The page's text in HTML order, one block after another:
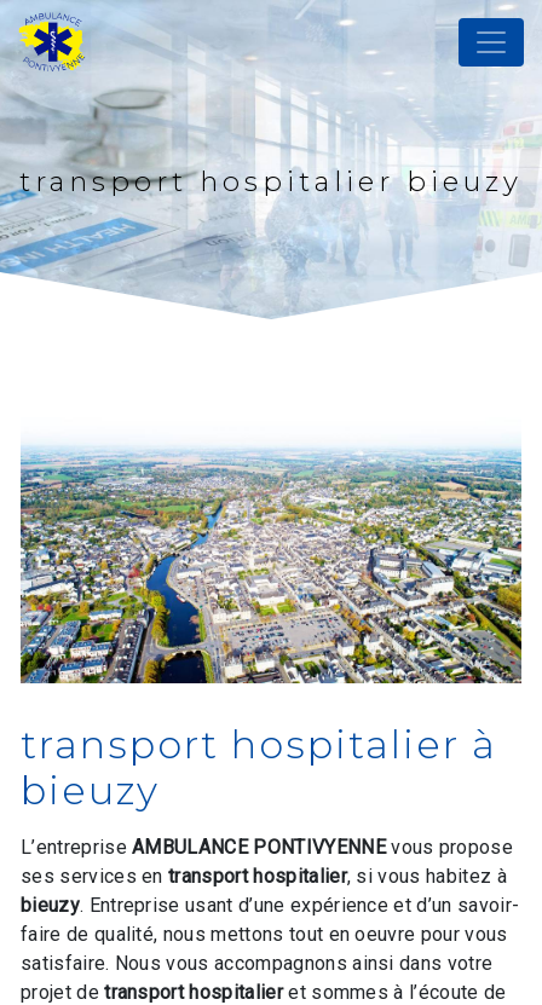
Panneau de gestion des cookies
transport hospitalier bieuzy
transport hospitalier à
bieuzy
L’entrepriseAMBULANCE PONTIVYENNEvous propose
ses services entransport hospitalier, si vous habitez à
bieuzy. Entreprise usant d’une expérience et d’un savoir-
faire de qualité, nous mettons tout en oeuvre pour vous
satisfaire. Nous vous accompagnons ainsi dans votre
projet detransport hospitalieret sommes à l’écoute de